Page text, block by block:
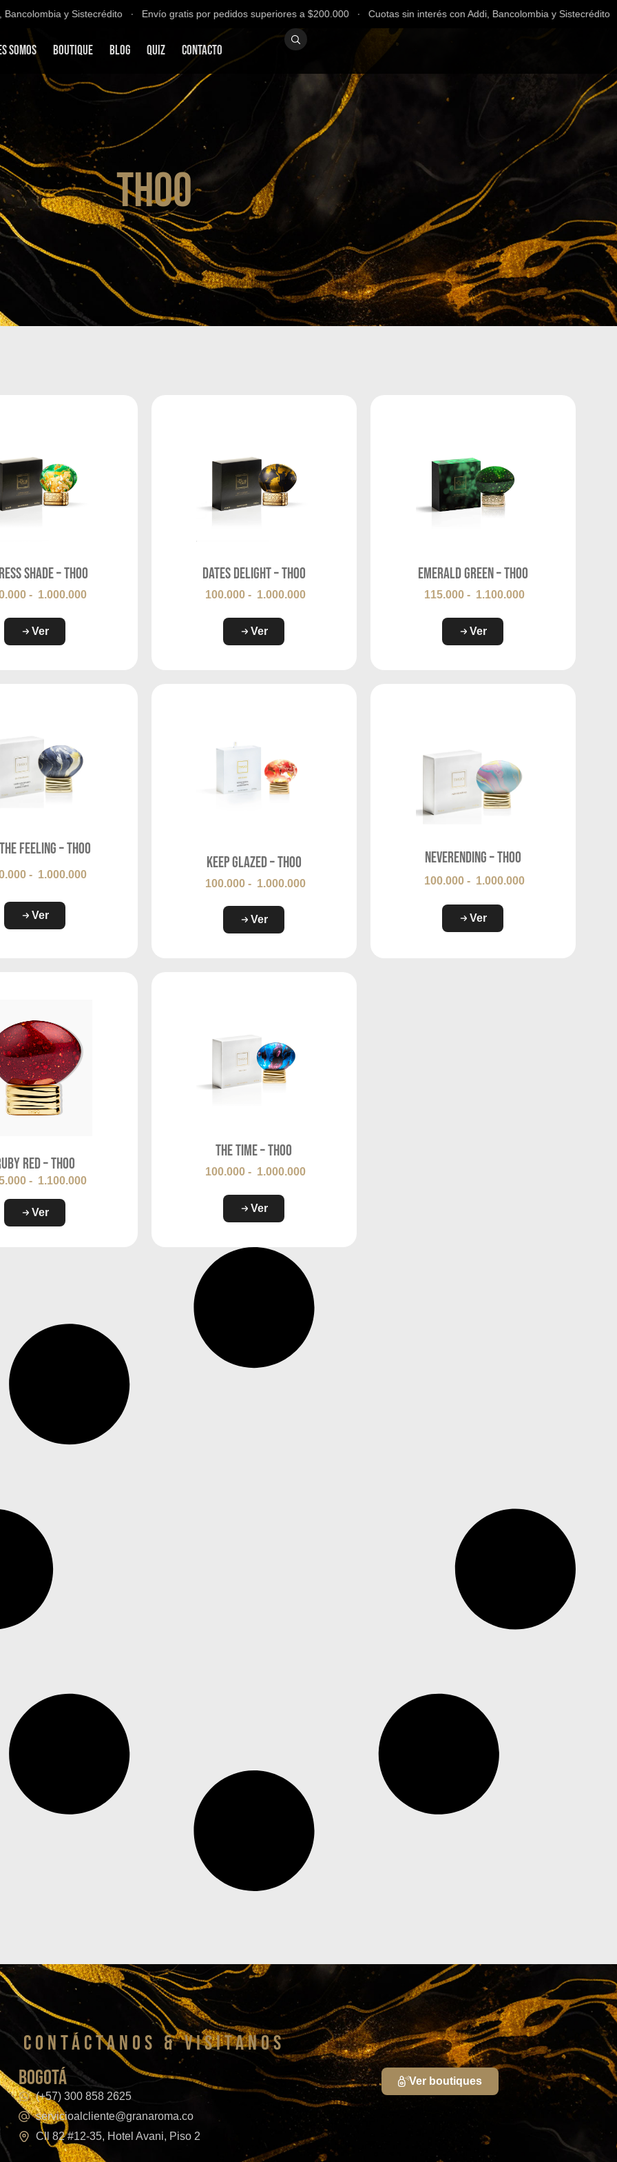
y Sistecrédito ∙ Envío gratis por pedidos superiores a $200.000 ∙ Cuotas sin interés con Addi, Bancolombia y
Somos Boutique Blog QUIZ Contacto
THOO
Shade – THOO
- 1.000.000
Ver
Dates Delight – THOO
100.000 - 1.000.000
Ver
Emerald Green – THOO
115.000 - 1.100.000
Ver
Feeling – THOO
- 1.000.000
Ver
Keep Glazed – THOO
100.000 - 1.000.000
Ver
Neverending – THOO
100.000 - 1.000.000
Ver
Red – THOO
- 1.100.000
Ver
The Time – THOO
100.000 - 1.000.000
Ver
CONTáCTanos & VISITANOS
bogotá
(+57) 300 858 2625
servicioalcliente@granaroma.co
Cll 82 #12-35, Hotel Avani, Piso 2
Ver boutiques